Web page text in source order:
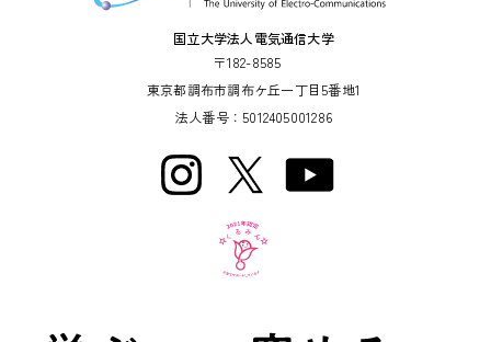
国立大学法人電気通信大学
〒182-8585
東京都調布市調布ケ丘一丁目5番地1
法人番号：5012405001286